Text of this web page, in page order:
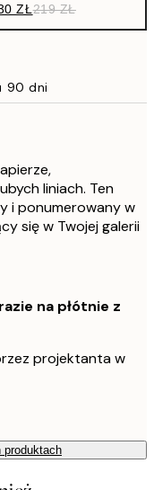
ZŁ219 ZŁ
90 dni
liniach. Ten
i ponumerowany w
się w Twojej galerii
na płótnie z
projektanta w
produktach